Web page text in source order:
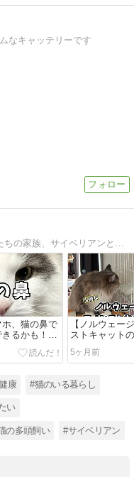
なキャッテリーです
ブログは毎朝7時に更新します。私たちの家族、サイベリアンとノルウェージャンフォレストキャット2匹と一緒に、新しい一日を幸せな気分でスタートしませんか？猫を愛する人のための、心が温まる場所を目指しています。
、猫の鼻で
るかも！？
もん）」に
の科学
【ノルウェー
ストキャット
実】大きくな
ある？
5ヶ月前
康 #猫のいる暮らし
い
の多頭飼い #サイベリアン